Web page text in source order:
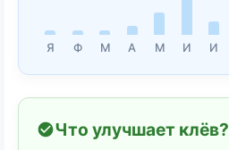
Я Ф М А М И И
Что улучшает клёв?